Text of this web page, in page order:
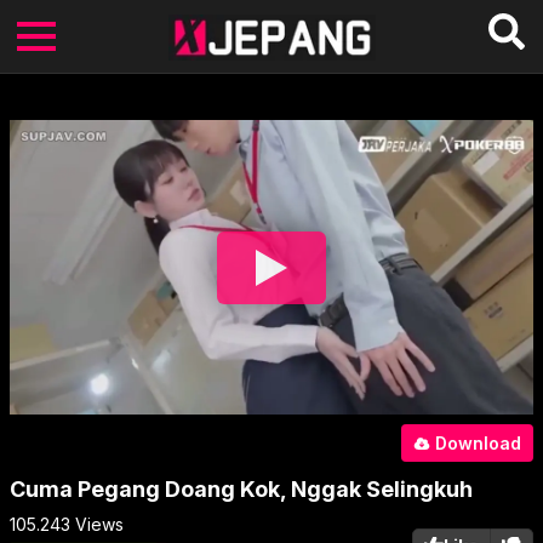
Download
Cuma Pegang Doang Kok, Nggak Selingkuh
105.243 Views